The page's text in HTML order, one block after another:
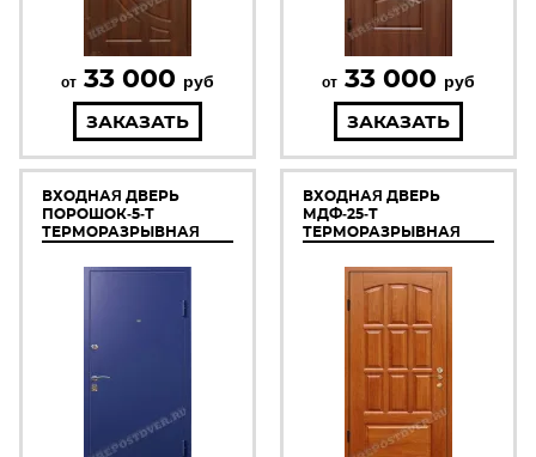
от 33 000 руб
ЗАКАЗАТЬ
от 33 000 руб
ЗАКАЗАТЬ
ВХОДНАЯ ДВЕРЬ
ПОРОШОК-5-Т
ТЕРМОРАЗРЫВНАЯ
ВХОДНАЯ ДВЕРЬ
МДФ-25-Т
ТЕРМОРАЗРЫВНАЯ